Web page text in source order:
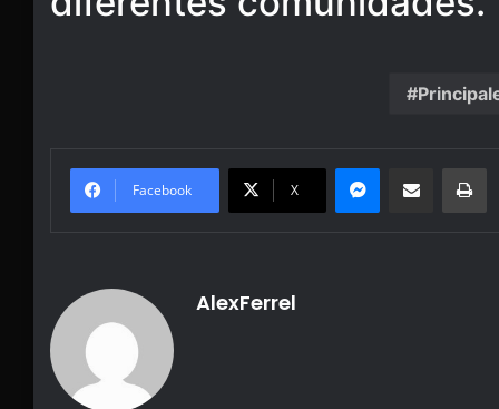
Facebook X
Messenger
Share via Email
AlexFerrel